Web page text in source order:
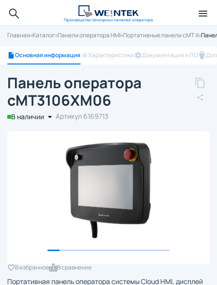
Производство сенсорных панелей оператора
Главная Каталог Панели оператора HMI Портативные панели cMT X
Основная информация Характеристики Документация и ПО
Панель оператора
cMT3106XM06
В наличии Артикул 6169713
Портативная панель оператора системы Cloud HMI, дисплей
В избранное В сравнение